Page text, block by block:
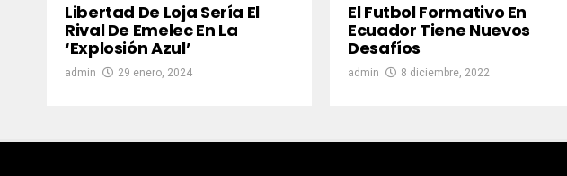
Libertad De Loja Sería El
Rival De Emelec En La
‘Explosión Azul’
admin 29 enero, 2024
El Futbol Formativo En
Ecuador Tiene Nuevos
Desafíos
admin 8 diciembre, 2022